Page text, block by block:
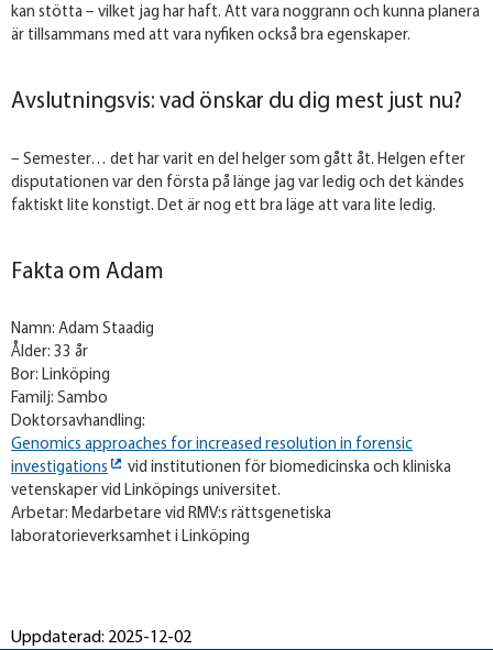
kan stötta – vilket jag har haft. Att vara noggrann och kunna planera
är tillsammans med att vara nyfiken också bra egenskaper.
Avslutningsvis: vad önskar du dig mest just nu?
– Semester… det har varit en del helger som gått åt. Helgen efter
disputationen var den första på länge jag var ledig och det kändes
faktiskt lite konstigt. Det är nog ett bra läge att vara lite ledig.
Fakta om Adam
​Namn: Adam Staadig
Ålder: 33 år
Bor: Linköping
Familj: Sambo
Doktorsavhandling:
Genomics approaches for increased resolution in forensic
investigations
vid institutionen för biomedicinska och kliniska
vetenskaper vid Linköpings universitet.
Arbetar: Medarbetare vid RMV:s rättsgenetiska
laboratorieverksamhet i Linköping​
Uppdaterad: 2025-12-02